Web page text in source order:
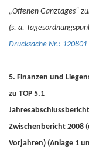
„Offenen Ganztages“
(s. a.
Drucksache Nr.:
5. Finanzen und
zu TOP 5.1
Zwischenbericht 2008
Vorjahren) (Anlage 1